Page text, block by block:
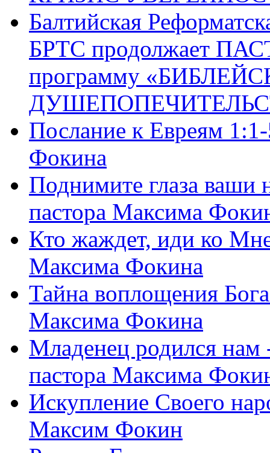
Балтийская
БРТС продолжает
программу
Послание к Евреям
Фокина
Поднимите глаза ваши
пастора Максима
Кто жаждет, иди ко
Максима Фокина
Тайна воплощения
Максима Фокина
Младенец родился
пастора Максима
Искупление Своего
Максим Фокин